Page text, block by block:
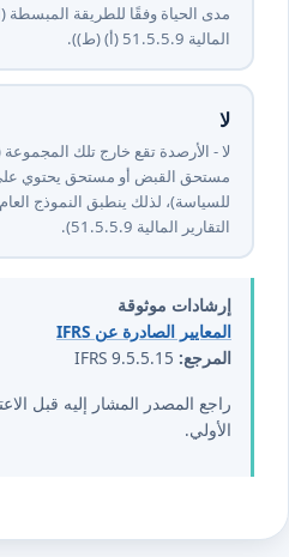
مدى الحياة وفقًا للطريقة المبسطة
المالية ⁦9⁩.⁦5⁩.⁦5⁩.⁦15⁩ (أ) (ط)).
لا
لا - الأرصدة تقع خارج تلك
مستحق القبض أو مستحق يحتوي على
للسياسة)، لذلك ينطبق النموذج العام
التقارير المالية ⁦9⁩.⁦5⁩.⁦5⁩.⁦15⁩).
إرشادات موثوقة
المعايير الصادرة عن IFRS
المرجع:
راجع المصدر المشار إليه قبل
الأولي.